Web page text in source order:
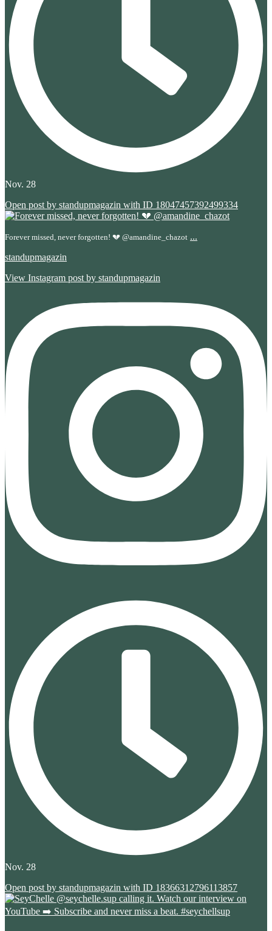
Nov. 28
Open post by standupmagazin with ID 18047457392499334
Forever missed, never forgotten! 💔 @amandine_chazot ...
standupmagazin
View Instagram post by standupmagazin
Nov. 28
Open post by standupmagazin with ID 18366312796113857